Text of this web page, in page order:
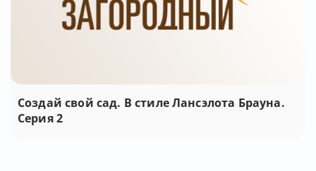
Создай свой сад. В стиле Лансэлота Брауна.
Серия 2